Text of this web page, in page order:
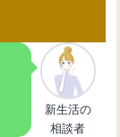
新生活の
相談者